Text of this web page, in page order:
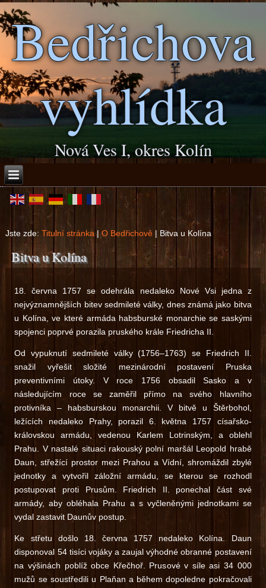
Bedřichova
vyhlídka
Nová Ves I, okres Kolín
Jste zde:Titulní stránka|O Bedřichově Bitva u Kolína
Bitva u Kolína
18. června 1757 se odehrála nedaleko Nové Vsi jedna z
nejvýznamnějších bitev sedmileté války, dnes známá jako bitva
u Kolína, ve které armáda habsburské monarchie se saskými
spojenci poprvé porazila pruského krále Friedricha II.
Od vypuknutí sedmileté války (1756–1763) se Friedrich II.
snažil vyřešit složité mezinárodní postavení Pruska
preventivními útoky. V roce 1756 obsadil Sasko a v
následujícím roce se zaměřil přímo na svého hlavního
protivníka – habsburskou monarchii. V bitvě u Štěrbohol,
ležících nedaleko Prahy, porazil 6. května 1757 císařsko-
královskou armádu, vedenou Karlem Lotrinským, a oblehl
Prahu. V nastalé situaci rakouský polní maršál Leopold hrabě
Daun, střežící prostor mezi Prahou a Vídní, shromáždil zbylé
jednotky a vytvořil záložní armádu, se kterou se rozhodl
postupovat proti Prusům. Friedrich II. ponechal část své
armády, aby obléhala Prahu a s vyčleněnými jednotkami se
vydal zastavit Daunův postup.
Ke střetu došlo 18. června 1757 nedaleko Kolína. Daun
disponoval 54 tisíci vojáky a zaujal výhodné obranné postavení
na výšinách poblíž obce Křečhoř. Prusové v síle asi 34 000
mužů se soustředili u Plaňan a během dopoledne pokračovali